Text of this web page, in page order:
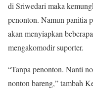
di Sriwedari maka
penonton. Namun panitia
akan menyiapkan
mengakomodir suporter.
“Tanpa penonton. Nanti
nonton bareng,” tambah